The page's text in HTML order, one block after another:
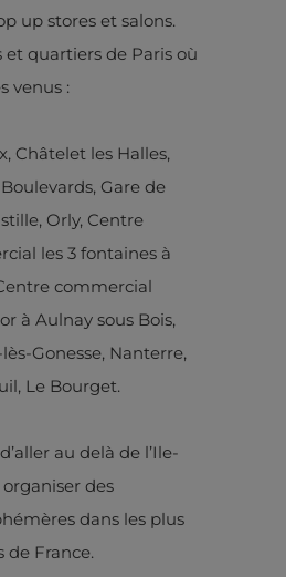
up stores et salons.
et quartiers de Paris où
venus :
Châtelet les Halles,
Gare de
Orly, Centre
les 3 fontaines à
commercial
à Aulnay sous Bois,
Gonesse, Nanterre,
Le Bourget.
au delà de l’Ile-
des
dans les plus
de France.